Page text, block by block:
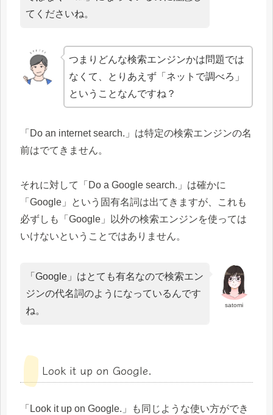
てくださいね。
つまりどんな検索エンジンかは問題では
なくて、とりあえず「ネットで調べろ」
ということなんですね？
「Do an internet search.」は特定の検索エンジンの名
前はでてきません。
それに対して「Do a Google search.」は確かに
「Google」という固有名詞は出てきますが、これも
必ずしも「Google」以外の検索エンジンを使っては
いけないということではありません。
satomi
「Google」はとても有名なので検索エン
ジンの代名詞のようになっているんです
ね。
Look it up on Google.
「Look it up on Google.」も同じような使い方ができ